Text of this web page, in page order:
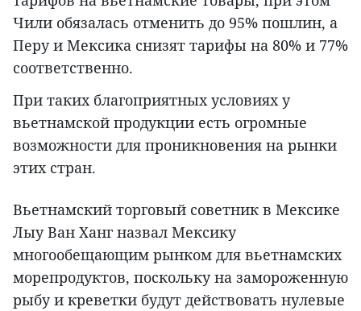
Чили обязалась отменить до 95% пошлин, а
Перу и Мексика снизят тарифы на 80% и 77%
соответственно.
При таких благоприятных условиях у
вьетнамской продукции есть огромные
возможности для проникновения на рынки
этих стран.
Вьетнамский торговый советник в Мексике
Лыу Ван Ханг назвал Мексику
многообещающим рынком для вьетнамских
морепродуктов, поскольку на замороженную
рыбу и креветки будут действовать нулевые